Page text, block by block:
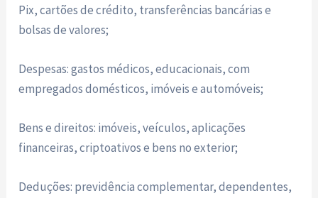
Pix, cartões de crédito, transferências bancárias e
bolsas de valores;
Despesas: gastos médicos, educacionais, com
empregados domésticos, imóveis e automóveis;
Bens e direitos: imóveis, veículos, aplicações
financeiras, criptoativos e bens no exterior;
Deduções: previdência complementar, dependentes,